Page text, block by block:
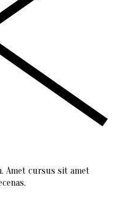
Amet cursus sit amet